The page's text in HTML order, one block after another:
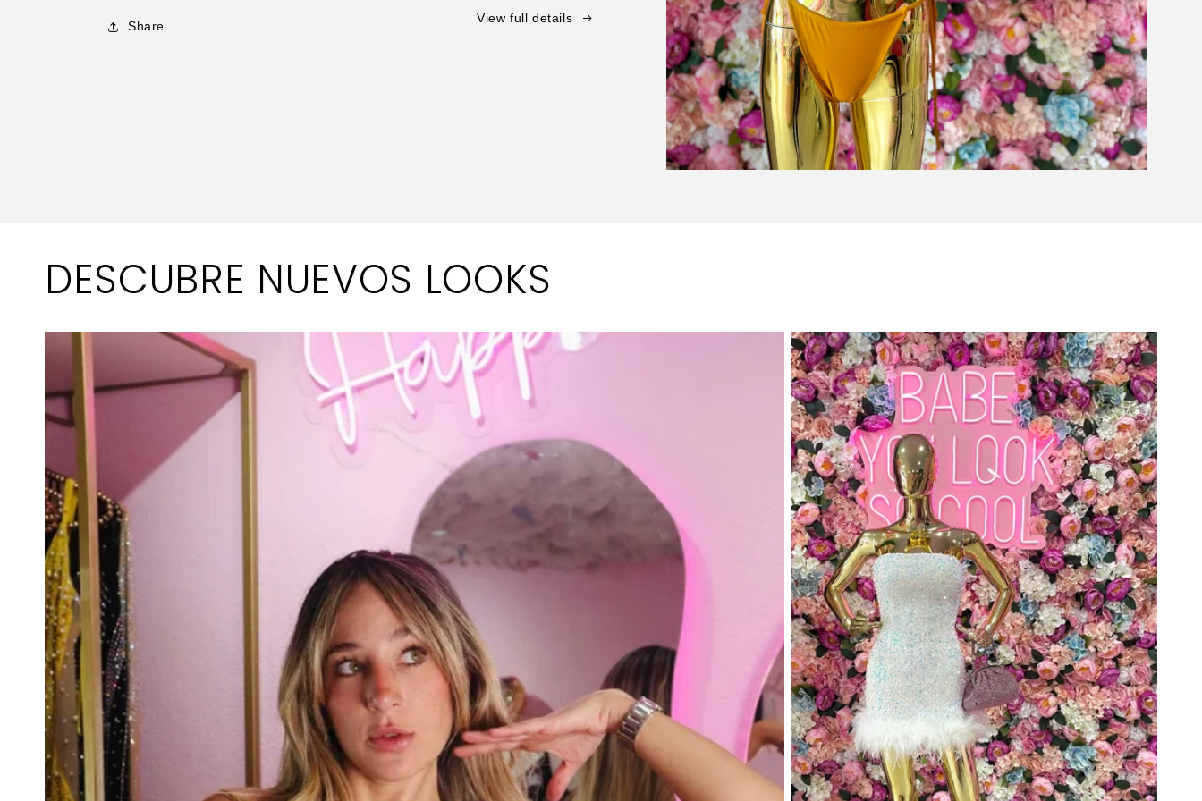
Share
View full details
DESCUBRE NUEVOS LOOKS